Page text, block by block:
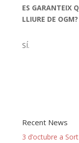
ES GARANTEIX
LLIURE DE OGM?
SÍ.
Recent News
3 d’octubre a